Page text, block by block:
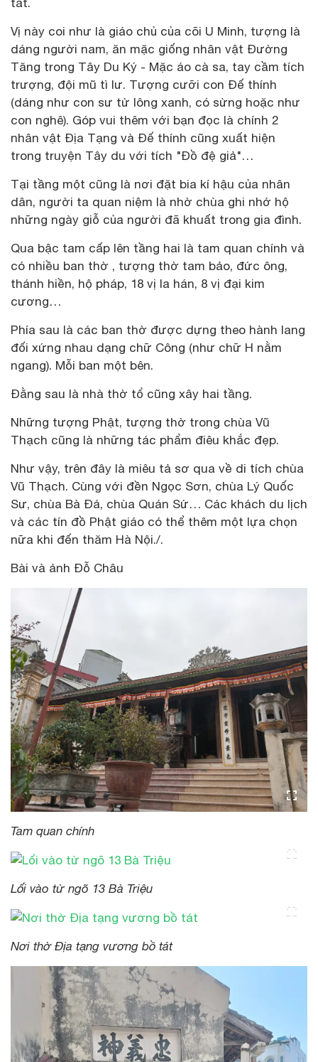
Vị này coi như là giáo chủ của cõi U Minh, tượng là
dáng người nam, ăn mặc giống nhân vật Đường
Tăng trong Tây Du Ký - Mặc áo cà sa, tay cầm tích
trượng, đội mũ tì lư. Tượng cưỡi con Đế thính
(dáng như con sư tử lông xanh, có sừng hoặc như
con nghê). Góp vui thêm với bạn đọc là chính 2
nhân vật Địa Tạng và Đế thính cũng xuất hiện
trong truyện Tây du với tích "Đồ đệ giả"…
Tại tầng một cũng là nơi đặt bia kí hậu của nhân
dân, người ta quan niệm là nhờ chùa ghi nhớ hộ
những ngày giỗ của người đã khuất trong gia đình.
Qua bậc tam cấp lên tầng hai là tam quan chính và
có nhiều ban thờ , tượng thờ tam bảo, đức ông,
thánh hiền, hộ pháp, 18 vị la hán, 8 vị đại kim
cương…
Phía sau là các ban thờ được dựng theo hành lang
đối xứng nhau dạng chữ Công (như chữ H nằm
ngang). Mỗi ban một bên.
Đằng sau là nhà thờ tổ cũng xây hai tầng.
Những tượng Phật, tượng thờ trong chùa Vũ
Thạch cũng là những tác phẩm điêu khắc đẹp.
Như vậy, trên đây là miêu tả sơ qua về di tích chùa
Vũ Thạch. Cùng với đền Ngọc Sơn, chùa Lý Quốc
Sư, chùa Bà Đá, chùa Quán Sứ… Các khách du lịch
và các tín đồ Phật giáo có thể thêm một lựa chọn
nữa khi đến thăm Hà Nội./.
Bài và ảnh Đỗ Châu
Tam quan chính
Lối vào từ ngõ 13 Bà Triệu
Nơi thờ Địa tạng vương bồ tát